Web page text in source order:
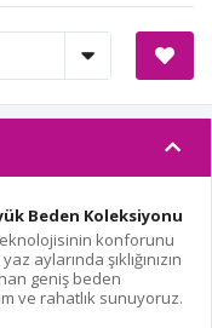
Beden Koleksiyonu
konforunu
aylarında şıklığınızın
geniş beden
ve rahatlık sunuyoruz.